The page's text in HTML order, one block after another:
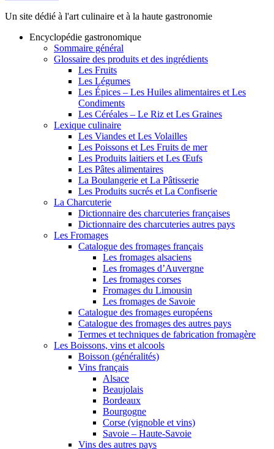
Un site dédié à l'art culinaire et à la haute gastronomie
Encyclopédie gastronomique
Sommaire général
Glossaire des produits et des ingrédients
Les Fruits
Les Légumes
Les Épices – Les Huiles alimentaires et Les
Condiments
Les Céréales – Le Riz et Les Graines
Lexique culinaire
Les Viandes et Les Volailles
Les Poissons et Les Fruits de mer
Les Produits laitiers et Les Œufs
Les Pâtes alimentaires
La Boulangerie et La Pâtisserie
Les Produits sucrés et La Confiserie
La Charcuterie
Dictionnaire des charcuteries françaises
Dictionnaire des charcuteries autres pays
Les Fromages
Catalogue des fromages français
Les fromages alsaciens
Les fromages d’Auvergne
Les fromages corses
Fromages du Limousin
Les fromages de Savoie
Catalogue des fromages européens
Catalogue des fromages des autres pays
Termes et techniques de fabrication fromagère
Les Boissons, vins et alcools
Boisson (généralités)
Vins français
Alsace
Beaujolais
Bordeaux
Bourgogne
Corse (vignoble et vins)
Savoie – Haute-Savoie
Vins des autres pays